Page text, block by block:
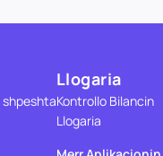
Llogaria
Kontrollo Bilancin
Llogaria